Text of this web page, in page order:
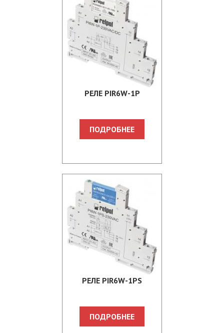
PЕЛЕ PIR6W-1P
ПОДРОБНЕЕ
PЕЛЕ PIR6W-1PS
ПОДРОБНЕЕ